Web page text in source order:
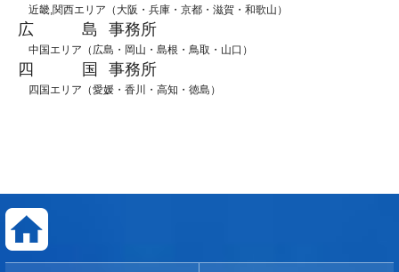
近畿,関西エリア（大阪・兵庫・京都・滋賀・和歌山）
広 島 事務所
中国エリア（広島・岡山・島根・鳥取・山口）
四 国 事務所
四国エリア（愛媛・香川・高知・徳島）